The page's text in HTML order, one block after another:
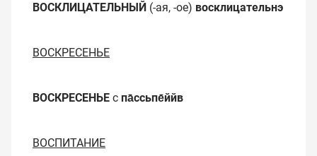
ВОСКЛИЦАТЕЛЬНЫЙ (-ая, -ое) восклицательнэ
ВОСКРЕСЕНЬЕ
ВОСКРЕСЕНЬЕ с па̄ссьпе̄ййв
ВОСПИТАНИЕ